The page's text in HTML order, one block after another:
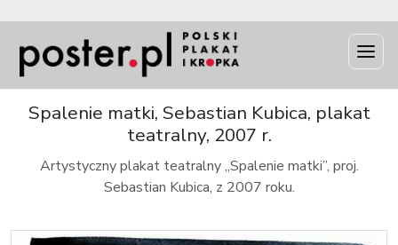
Spalenie matki, Sebastian Kubica, plakat
teatralny, 2007 r.
Artystyczny plakat teatralny „Spalenie matki”, proj.
Sebastian Kubica, z 2007 roku.